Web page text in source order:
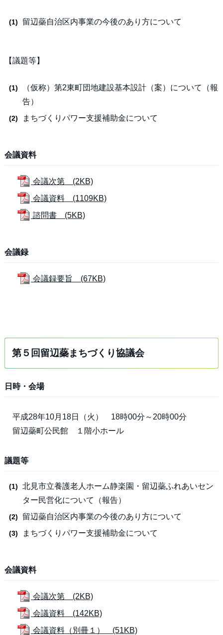
留辺蘂自治区内事業の今後のあり方について
【議題等】
（仮称）第2東町団地建設基本設計（案）について（報
告）
まちづくりパワー支援補助金について
会議資料
会議次第 (2KB)
会議資料 (1109KB)
諮問書 (5KB)
会議録
会議録要旨 (67KB)
第５回留辺蘂まちづくり協議会
日時・会場
平成28年10月18日（火） 18時00分～20時00分
留辺蘂町公民館 １階小ホール
議題等
北見市立養護老人ホーム静楽園・留辺蘂ふれあいセン
ター民営化について（報告）
留辺蘂自治区内事業の今後のあり方について
まちづくりパワー支援補助金について
会議資料
会議次第 (2KB)
会議資料 (142KB)
会議資料（別冊１） (51KB)